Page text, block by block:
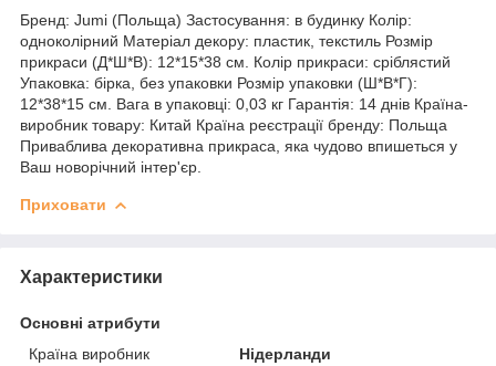
Бренд: Jumi (Польща) Застосування: в будинку Колір:
одноколірний Матеріал декору: пластик, текстиль Розмір
прикраси (Д*Ш*В): 12*15*38 см. Колір прикраси: сріблястий
Упаковка: бірка, без упаковки Розмір упаковки (Ш*В*Г):
12*38*15 см. Вага в упаковці: 0,03 кг Гарантія: 14 днів Країна-
виробник товару: Китай Країна реєстрації бренду: Польща
Приваблива декоративна прикраса, яка чудово впишеться у
Ваш новорічний інтер'єр.
Приховати
Характеристики
Основні атрибути
Країна виробник
Нідерланди